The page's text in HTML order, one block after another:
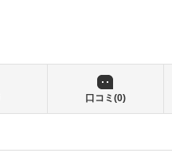
口コミ(0)